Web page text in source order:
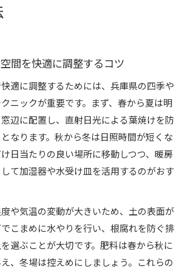
間を快適に調整するコツ
適に調整するためには、兵庫県の四季や
ニックが重要です。まず、春から夏は明
辺に配置し、直射日光による葉焼けを防
なります。秋から冬は日照時間が短くな
日当たりの良い場所に移動しつつ、暖房
て加湿器や水受け皿を活用するのがおす
や気温の変動が大きいため、土の表面が
こまめに水やりを行い、根腐れを防ぐ排
選ぶことが大切です。肥料は春から秋に
、冬場は控えめにしましょう。これらの